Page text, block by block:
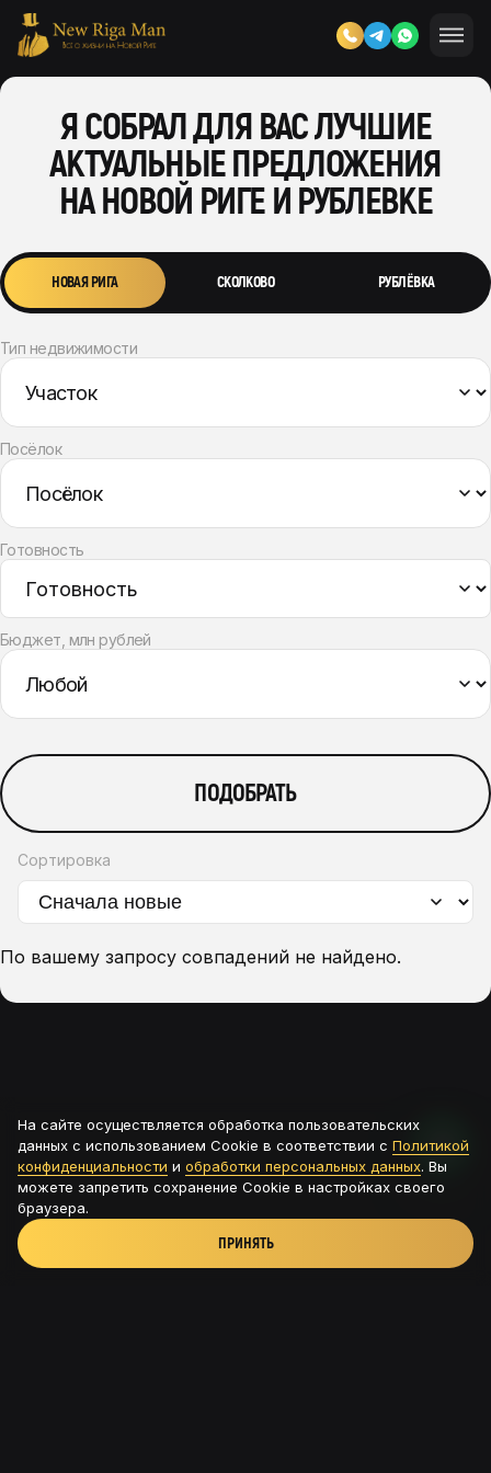
Я СОБРАЛ ДЛЯ ВАС ЛУЧШИЕ
АКТУАЛЬНЫЕ ПРЕДЛОЖЕНИЯ
НА НОВОЙ РИГЕ И РУБЛЕВКЕ
НОВАЯ РИГА СКОЛКОВО РУБЛЁВКА
Тип недвижимости
Посёлок
Готовность
Бюджет, млн рублей
ПОДОБРАТЬ
Сортировка
По вашему запросу совпадений не найдено.
На сайте осуществляется обработка пользовательских
данных с использованием Cookie в соответствии с Политикой
конфиденциальности и обработки персональных данных. Вы
можете запретить сохранение Cookie в настройках своего
браузера.
ПРИНЯТЬ